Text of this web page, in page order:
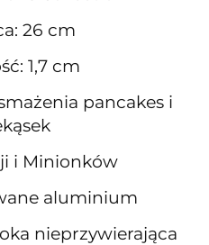
26 cm
1,7 cm
pancakes i
i Minionków
aluminium
nieprzywierająca